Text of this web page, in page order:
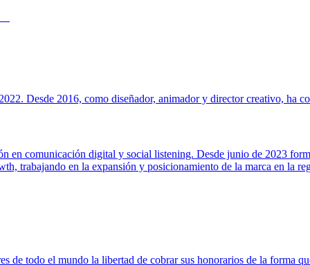
Desde 2016, como diseñador, animador y director creativo, ha
en comunicación digital y social listening. Desde junio de 2023
trabajando en la expansión y posicionamiento de la marca en la
de todo el mundo la libertad de cobrar sus honorarios de la forma